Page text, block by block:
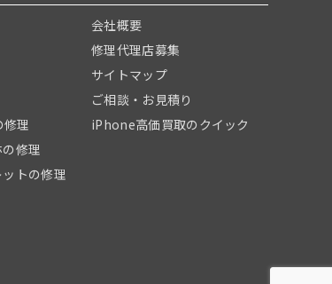
理
修理
トの修理
会社概要
修理代理店募集
サイトマップ
ご相談・お見積り
iPhone高価買取のクイック